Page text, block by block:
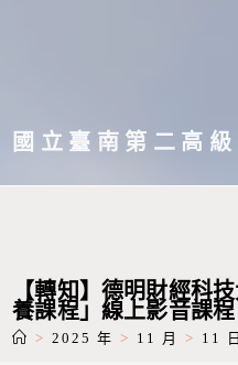
主國立臺南第二高
【轉知】德明財經科
養課程」線上影音課程
> 2025 年 > 11 月 > 11 日